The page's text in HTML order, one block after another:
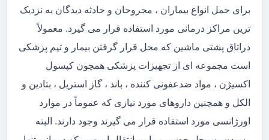
برای حمل انواع بیماران ، مجروحان و حادثه دیدگان به نزدیک
ترین مراکز درمانی مورد استفاده قرار می گیرد. معمولاً
دراتاق پشتی ماشین که محل قرار گرفتن بیمار و تیم پزشکی
است مجموعه ای از تجهیزات پزشکی همچون کپسول
اکسیژن ، مواد ضدعفونی کننده ، باند ، گاز استریل ، بتادین و
الکل و همچنین داروهای مورد نیازی که عموماً در موارد
اورژانسی مورد استفاده قرار می گیرند وجود دارند. البته